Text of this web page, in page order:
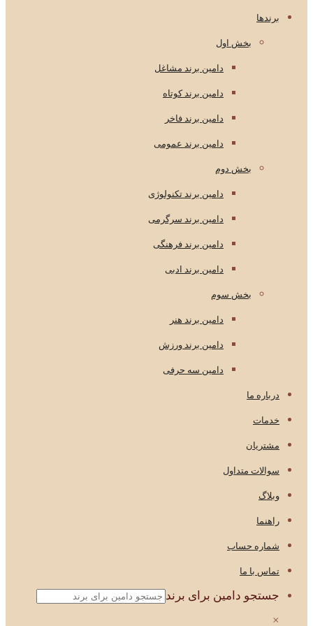
برندها
بخش اول
دامین برند مشاغل
دامین برند کوتاه
دامین برند فاخر
دامین برند عمومی
بخش دوم
دامین برند تکنولوژی
دامین برند سرگرمی
دامین برند فرهنگی
دامین برند ادبی
بخش سوم
دامین برند هنر
دامین برند ورزش
دامین سه حرفی
درباره ما
خدمات
مشتریان
سوالات متداول
وبلاگ
راهنما
شماره حساب
تماس با ما
جستجو دامین برای برند
×